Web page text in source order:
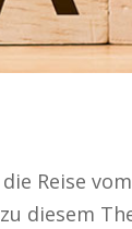
Reise
zu diesem